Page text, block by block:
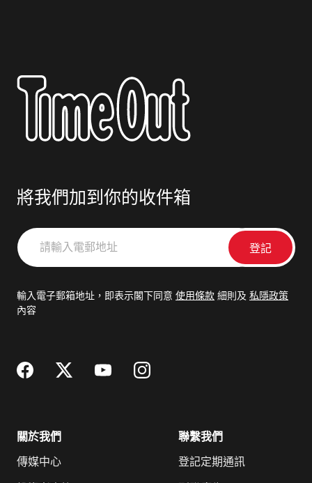
將我們加到你的收件箱
請
輸
郵
輸入電子郵箱地址，即表示閣下同意 使用條款 細則及 私隱政策
內容
關於我們
傳媒中心
聯繫我們
登記定期通訊